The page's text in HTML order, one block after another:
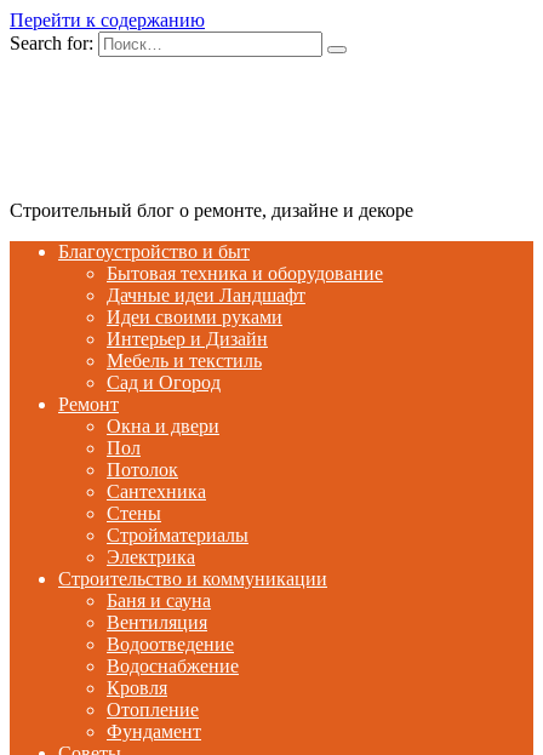
Перейти к содержанию
Search for:
Строительный блог о ремонте, дизайне и декоре
Благоустройство и быт
Бытовая техника и оборудование
Дачные идеи Ландшафт
Идеи своими руками
Интерьер и Дизайн
Мебель и текстиль
Сад и Огород
Ремонт
Окна и двери
Пол
Потолок
Сантехника
Стены
Стройматериалы
Электрика
Строительство и коммуникации
Баня и сауна
Вентиляция
Водоотведение
Водоснабжение
Кровля
Отопление
Фундамент